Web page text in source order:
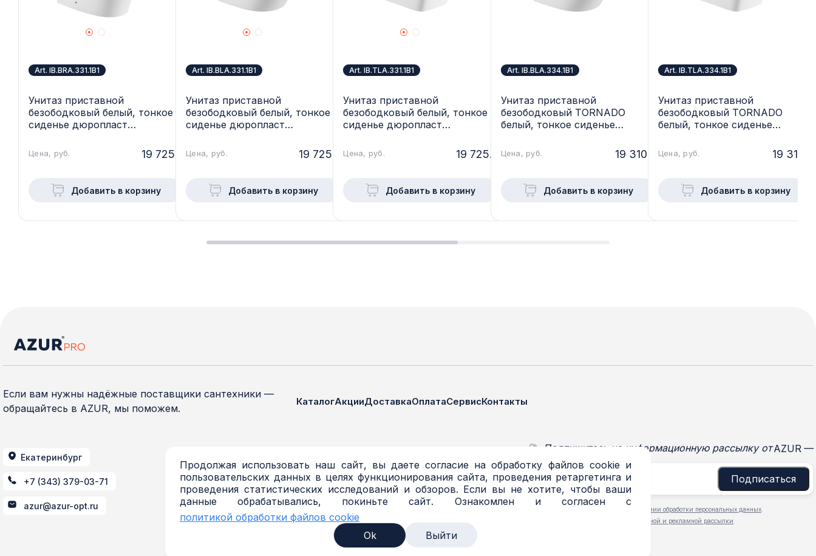
Art. IB.BRA.331.1B1
Унитаз приставной
безободковый белый, тонкое
сиденье дюропласт
BLANCA, BURGOS ALTO,
IB.BRA.331.1B1
Цена, руб. 19 725.-
Добавить в корзину
Art. IB.BLA.331.1B1
Унитаз приставной
безободковый белый, тонкое
сиденье дюропласт
BLANCA, BILBAO ALTO,
IB.BLA.331.1B1
Цена, руб. 19 725.-
Добавить в корзину
Art. IB.TLA.331.1B1
Унитаз приставной
безободковый белый, тонкое
сиденье дюропласт
BLANCA, TOLEDO ALTO,
IB.TLA.331.1B1
Цена, руб. 19 725.-
Добавить в корзину
Art. IB.BLA.334.1B1
Унитаз приставной
безободковый TORNADO
белый, тонкое сиденье
BLANCA, BILBAO ALTO,
IB.BLA.334.1B1
Цена, руб. 19 310.-
Добавить в корзину
Art. IB.TLA.334.1B1
Унитаз приставной
безободковый TORNADO
белый, тонкое сиденье
BLANCA, TOLEDO ALTO,
IB.TLA.334.1B1
Цена, руб. 19 310.-
Добавить в корзину
Продолжая использовать наш сайт, вы даете согласие на обработку файлов cookie и
пользовательских данных в целях функционирования сайта, проведения ретаргетинга и
проведения статистических исследований и обзоров. Если вы не хотите, чтобы ваши
данные обрабатывались, покиньте сайт. Ознакомлен и согласен с
политикой обработки файлов cookie
Ok
Выйти
Если вам нужны надёжные поставщики сантехники —
обращайтесь в AZUR, мы поможем.
КаталогАкцииДоставкаОплатаСервисКонтакты
Екатеринбург
+7 (343) 379-03-71
azur@azur-opt.ru
Подпишитесь на информационную рассылку от AZUR —
Подписаться
Политикой в отношении обработки персональных данных
согласие на получение новостной и рекламной рассылки